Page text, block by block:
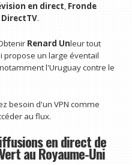
en direct, Fronde
DirectTV.
Renard Unleur tout
propose un large éventail
l'Uruguay contre le
besoin d'un VPN comme
au flux.
en direct de
au Royaume-Uni